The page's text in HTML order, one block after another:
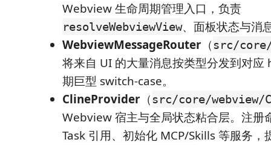
Webview 生命周期管理入口，负责
resolveWebviewView、面板状态与消
WebviewMessageRouter （ src/core/
将来自 UI 的大量消息按类型分发到对
期巨型 switch-case。
ClineProvider （ src/core/
Webview 宿主与全局状态粘合层。注册
Task 引用、初始化 MCP/Skills 等服务，